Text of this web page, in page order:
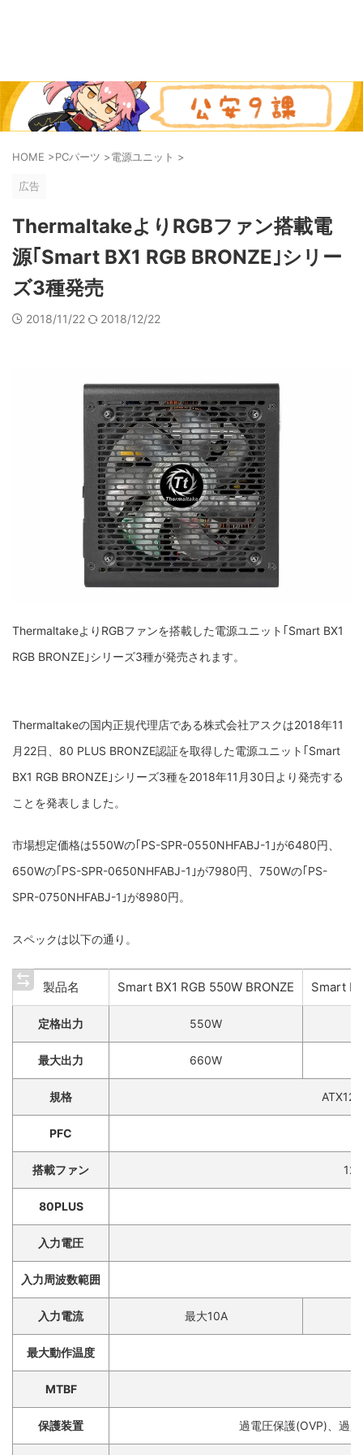
HOME >PCパーツ >電源ユニット >
広告
ThermaltakeよりRGBファン搭載電
源｢Smart BX1 RGB BRONZE｣シリー
ズ3種発売
2018/11/22 2018/12/22
ThermaltakeよりRGBファンを搭載した電源ユニット｢Smart BX1
RGB BRONZE｣シリーズ3種が発売されます。
Thermaltakeの国内正規代理店である株式会社アスクは2018年11
月22日、80 PLUS BRONZE認証を取得した電源ユニット｢Smart
BX1 RGB BRONZE｣シリーズ3種を2018年11月30日より発売する
ことを発表しました。
市場想定価格は550Wの｢PS-SPR-0550NHFABJ-1｣が6480円、
650Wの｢PS-SPR-0650NHFABJ-1｣が7980円、750Wの｢PS-
SPR-0750NHFABJ-1｣が8980円。
スペックは以下の通り。
製品名 Smart BX1 RGB 550W BRONZE Smart
定格出力 550W
最大出力 660W
規格
PFC
搭載ファン
80PLUS
入力電圧
入力周波数範囲
入力電流 最大10A
最大動作温度
MTBF
保護装置 過電圧保護(OVP)、過